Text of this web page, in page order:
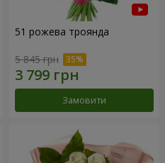
51 рожева троянда
5 845 грн
Замовити